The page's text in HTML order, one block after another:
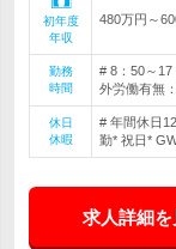
初年度
年収
480万円～
勤務
時間
# 8：50～
外労働有無
休日
休暇
# 年間休日
勤* 祝日*
求人詳細を